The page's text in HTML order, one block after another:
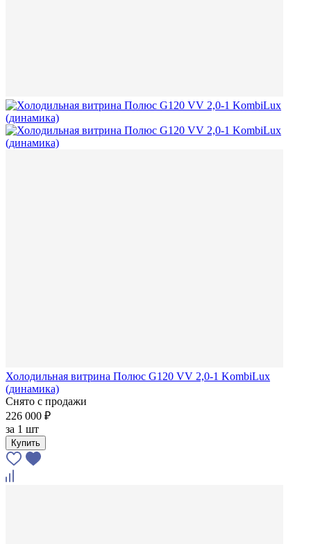
Холодильная витрина Полюс G120 VV 2,0-1 KombiLux
(динамика)
Снято с продажи
226 000 ₽
за 1 шт
Купить